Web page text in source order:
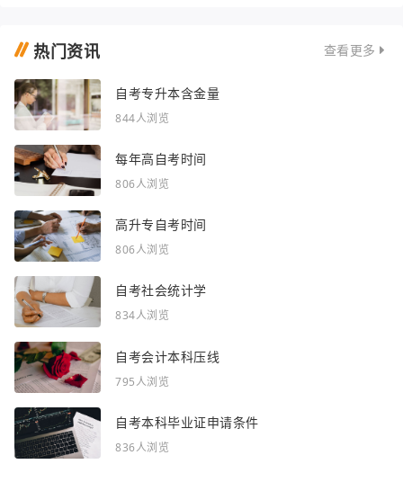
热门资讯 查看更多
自考专升本含金量
844人浏览
每年高自考时间
806人浏览
高升专自考时间
806人浏览
自考社会统计学
834人浏览
自考会计本科压线
795人浏览
自考本科毕业证申请条件
836人浏览